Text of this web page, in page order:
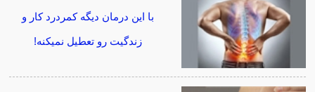
با این درمان دیگه کمردرد کار و
زندگیت رو تعطیل نمیکنه!